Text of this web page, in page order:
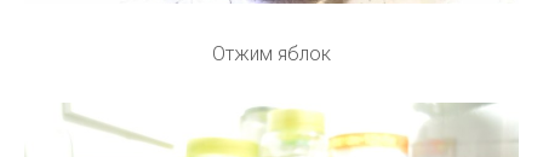
Отжим яблок